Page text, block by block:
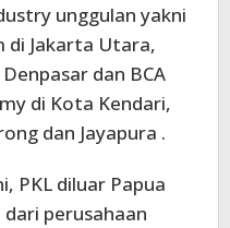
unggulan yakni
di Jakarta Utara,
dan BCA
di Kota Kendari,
dan Jayapura .
PKL diluar Papua
perusahaan